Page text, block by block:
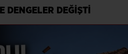
DENGELER DEĞİŞTİ